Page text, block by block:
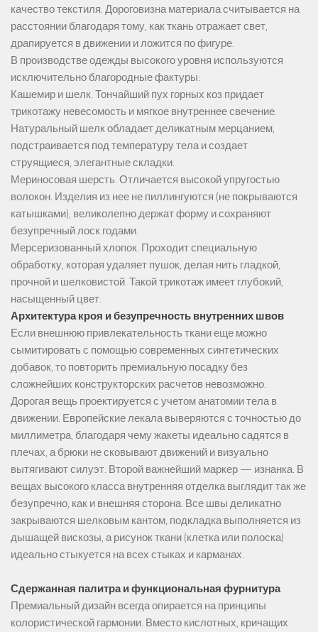
качество текстиля. Дороговизна материала считывается на
расстоянии благодаря тому, как ткань отражает свет,
драпируется в движении и ложится по фигуре.
В производстве одежды высокого уровня используются
исключительно благородные фактуры:
Кашемир и шелк. Тончайший пух горных коз придает
трикотажу невесомость и мягкое внутреннее свечение.
Натуральный шелк обладает деликатным мерцанием,
подстраивается под температуру тела и создает
струящиеся, элегантные складки.
Мериносовая шерсть. Отличается высокой упругостью
волокон. Изделия из нее не пиллингуются (не покрываются
катышками), великолепно держат форму и сохраняют
безупречный лоск годами.
Мерсеризованный хлопок. Проходит специальную
обработку, которая удаляет пушок, делая нить гладкой,
прочной и шелковистой. Такой трикотаж имеет глубокий,
насыщенный цвет.
Архитектура кроя и безупречность внутренних швов
Если внешнюю привлекательность ткани еще можно
сымитировать с помощью современных синтетических
добавок, то повторить премиальную посадку без
сложнейших конструкторских расчетов невозможно.
Дорогая вещь проектируется с учетом анатомии тела в
движении. Европейские лекала выверяются с точностью до
миллиметра, благодаря чему жакеты идеально садятся в
плечах, а брюки не сковывают движений и визуально
вытягивают силуэт. Второй важнейший маркер — изнанка. В
вещах высокого класса внутренняя отделка выглядит так же
безупречно, как и внешняя сторона. Все швы деликатно
закрываются шелковым кантом, подкладка выполняется из
дышащей вискозы, а рисунок ткани (клетка или полоска)
идеально стыкуется на всех стыках и карманах.
Сдержанная палитра и функциональная фурнитура
Премиальный дизайн всегда опирается на принципы
колористической гармонии. Вместо кислотных, кричащих